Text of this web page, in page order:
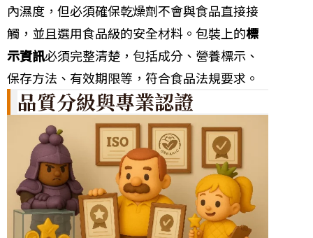
內濕度，但必須確保乾燥劑不會與食品直接接
觸，並且選用食品級的安全材料。包裝上的標
示資訊必須完整清楚，包括成分、營養標示、
保存方法、有效期限等，符合食品法規要求。
品質分級與專業認證